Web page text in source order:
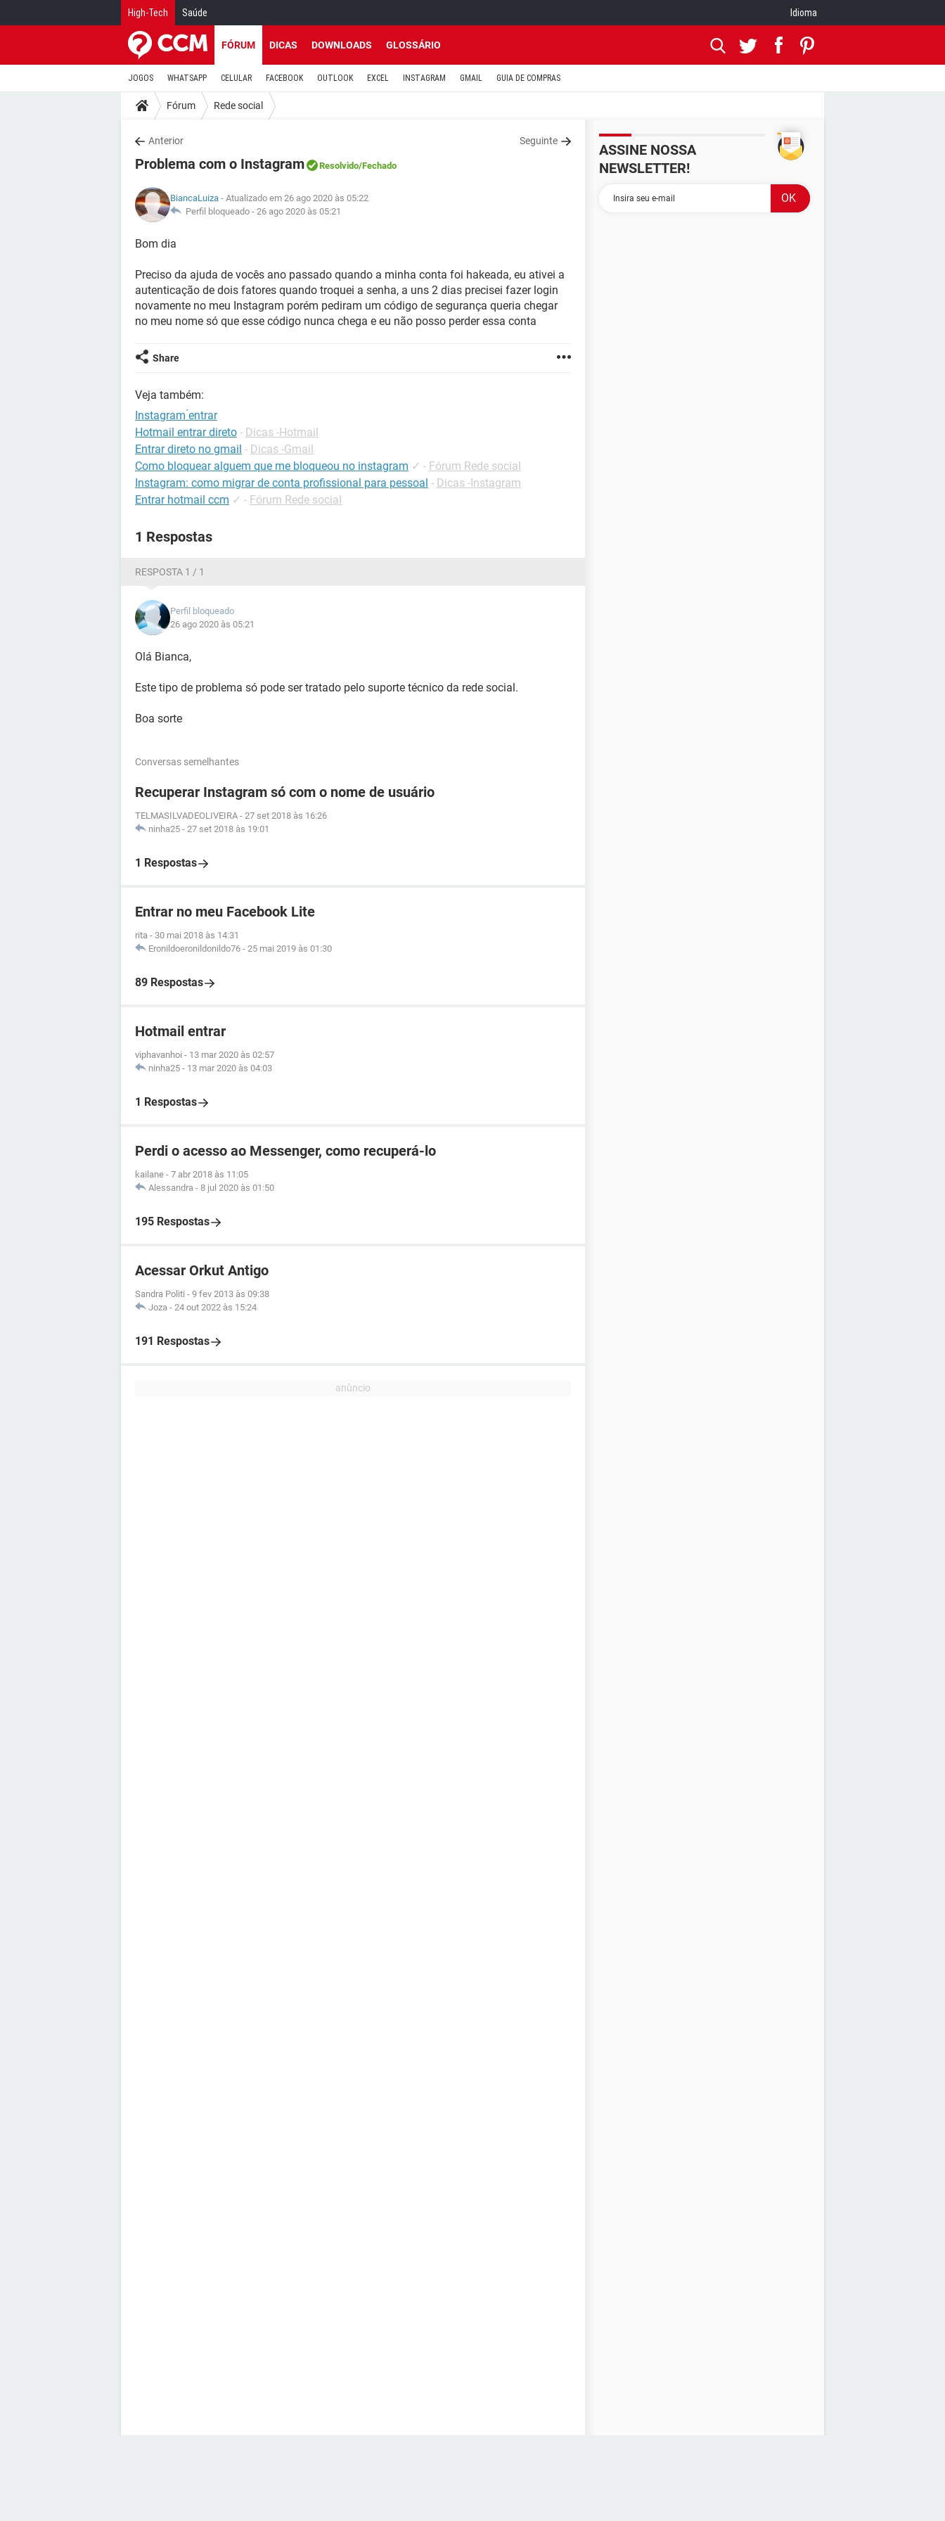
High-Tech Saúde Idioma
FÓRUM DICAS DOWNLOADS GLOSSÁRIO
JOGOS WHATSAPP CELULAR FACEBOOK OUTLOOK EXCEL INSTAGRAM GMAIL GUIA DE COMPRAS
Fórum Rede social
Anterior Seguinte
Problema com o Instagram Resolvido/Fechado
BiancaLuiza - Atualizado em 26 ago 2020 às 05:22
Perfil bloqueado - 26 ago 2020 às 05:21
Bom dia
Preciso da ajuda de vocês ano passado quando a minha conta foi hakeada, eu ativei a
autenticação de dois fatores quando troquei a senha, a uns 2 dias precisei fazer login
novamente no meu Instagram porém pediram um código de segurança queria chegar
no meu nome só que esse código nunca chega e eu não posso perder essa conta
Share
Veja também:
Instagram ́entrar
Hotmail entrar direto - Dicas -Hotmail
Entrar direto no gmail - Dicas -Gmail
Como bloquear alguem que me bloqueou no instagram ✓ - Fórum Rede social
Instagram: como migrar de conta profissional para pessoal - Dicas -Instagram
Entrar hotmail ccm ✓ - Fórum Rede social
1 Respostas
RESPOSTA 1 / 1
Perfil bloqueado
26 ago 2020 às 05:21
Olá Bianca,
Este tipo de problema só pode ser tratado pelo suporte técnico da rede social.
Boa sorte
Conversas semelhantes
Recuperar Instagram só com o nome de usuário
TELMASILVADEOLIVEIRA - 27 set 2018 às 16:26
ninha25 - 27 set 2018 às 19:01
1 Respostas
Entrar no meu Facebook Lite
rita - 30 mai 2018 às 14:31
Eronildoeronildonildo76 - 25 mai 2019 às 01:30
89 Respostas
Hotmail entrar
viphavanhoi - 13 mar 2020 às 02:57
ninha25 - 13 mar 2020 às 04:03
1 Respostas
Perdi o acesso ao Messenger, como recuperá-lo
kailane - 7 abr 2018 às 11:05
Alessandra - 8 jul 2020 às 01:50
195 Respostas
Acessar Orkut Antigo
Sandra Politi - 9 fev 2013 às 09:38
Joza - 24 out 2022 às 15:24
191 Respostas
ASSINE NOSSA
NEWSLETTER!